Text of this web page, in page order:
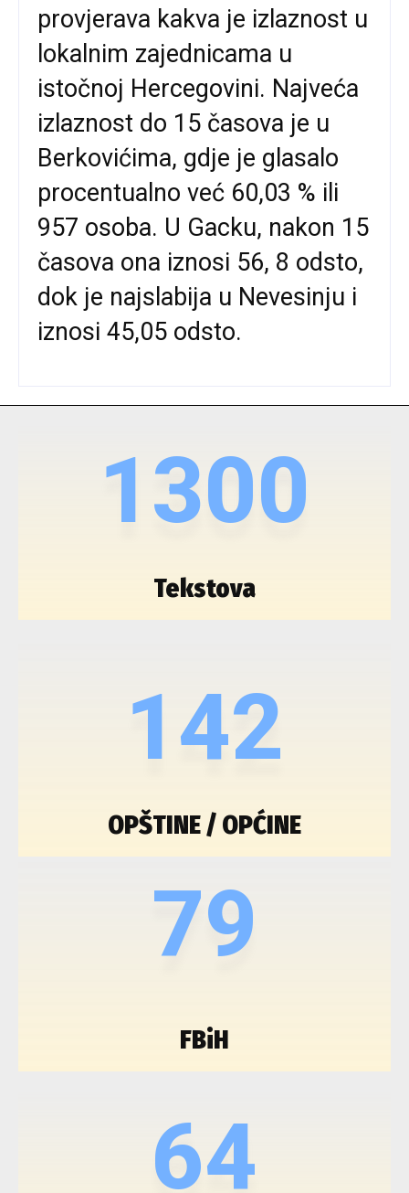
provjerava kakva je izlaznost u
lokalnim zajednicama u
istočnoj Hercegovini. Najveća
izlaznost do 15 časova je u
Berkovićima, gdje je glasalo
procentualno već 60,03 % ili
957 osoba. U Gacku, nakon 15
časova ona iznosi 56, 8 odsto,
dok je najslabija u Nevesinju i
iznosi 45,05 odsto.
1300
Tekstova
142
OPŠTINE / OPĆINE
79
FBiH
64